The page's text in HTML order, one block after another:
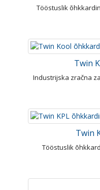
Tööstuslik õhkkardin
Twin
Industrijska zračna
Twin
Tööstuslik